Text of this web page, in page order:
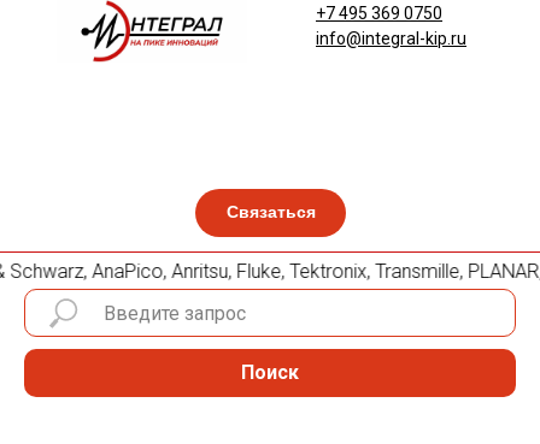
Связаться
+7 495 369 0750
info@integral-kip.ru
AnaPico, Anritsu, Fluke, Tektronix, Transmille,
Поиск